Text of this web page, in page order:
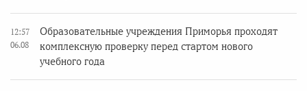
12:57
06.08
Образовательные учреждения Приморья проходят
комплексную проверку перед стартом нового
учебного года